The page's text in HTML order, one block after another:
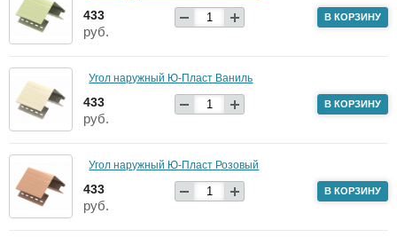
433
руб.
В КОРЗИНУ
Угол наружный Ю-Пласт Ваниль
433
руб.
В КОРЗИНУ
Угол наружный Ю-Пласт Розовый
433
руб.
В КОРЗИНУ